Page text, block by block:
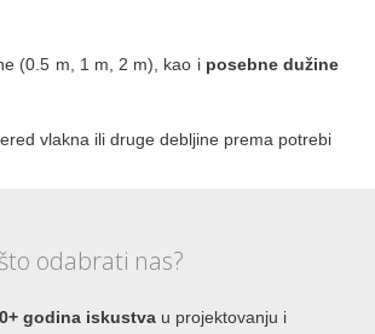
(0.5 m, 1 m, 2 m), kao i posebne dužine
vlakna ili druge debljine prema potrebi
odabrati nas?
godina iskustva u projektovanju i